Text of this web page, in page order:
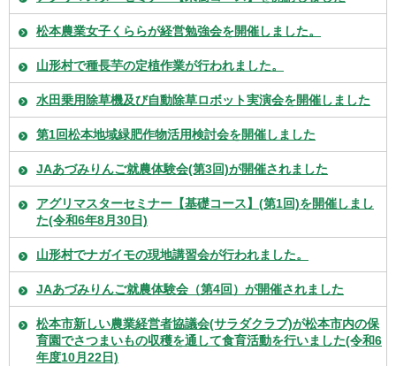
松本農業女子くららが経営勉強会を開催しました。
山形村で種長芋の定植作業が行われました。
水田乗用除草機及び自動除草ロボット実演会を開催しました
第1回松本地域緑肥作物活用検討会を開催しました
JAあづみりんご就農体験会(第3回)が開催されました
アグリマスターセミナー【基礎コース】(第1回)を開催しまし
た(令和6年8月30日)
山形村でナガイモの現地講習会が行われました。
JAあづみりんご就農体験会（第4回）が開催されました
松本市新しい農業経営者協議会(サラダクラブ)が松本市内の保
育園でさつまいもの収穫を通して食育活動を行いました(令和6
年度10月22日)